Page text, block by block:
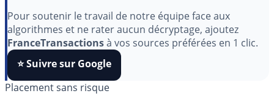
aimez nos outils ?
Pour soutenir le travail de notre équipe face aux
algorithmes et ne rater aucun décryptage, ajoutez
FranceTransactionsà vos sources préférées en 1 clic.
⭐️ Suivre sur Google